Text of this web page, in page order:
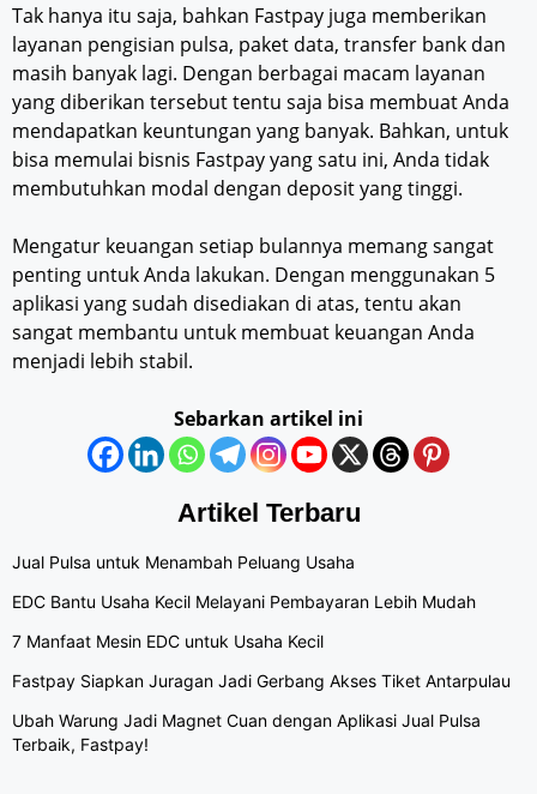
Tak hanya itu saja, bahkan Fastpay juga memberikan
layanan pengisian pulsa, paket data, transfer bank dan
masih banyak lagi. Dengan berbagai macam layanan
yang diberikan tersebut tentu saja bisa membuat Anda
mendapatkan keuntungan yang banyak. Bahkan, untuk
bisa memulai bisnis Fastpay yang satu ini, Anda tidak
membutuhkan modal dengan deposit yang tinggi.
Mengatur keuangan setiap bulannya memang sangat
penting untuk Anda lakukan. Dengan menggunakan 5
aplikasi yang sudah disediakan di atas, tentu akan
sangat membantu untuk membuat keuangan Anda
menjadi lebih stabil.
Sebarkan artikel ini
Artikel Terbaru
Jual Pulsa untuk Menambah Peluang Usaha
EDC Bantu Usaha Kecil Melayani Pembayaran Lebih Mudah
7 Manfaat Mesin EDC untuk Usaha Kecil
Fastpay Siapkan Juragan Jadi Gerbang Akses Tiket Antarpulau
Ubah Warung Jadi Magnet Cuan dengan Aplikasi Jual Pulsa
Terbaik, Fastpay!